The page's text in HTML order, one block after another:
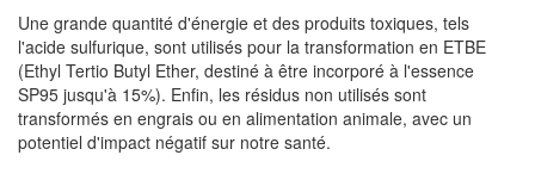
Une grande quantité d'énergie et des produits toxiques, tels
l'acide sulfurique, sont utilisés pour la transformation en ETBE
(Ethyl Tertio Butyl Ether, destiné à être incorporé à l'essence
SP95 jusqu'à 15%). Enfin, les résidus non utilisés sont
transformés en engrais ou en alimentation animale, avec un
potentiel d'impact négatif sur notre santé.